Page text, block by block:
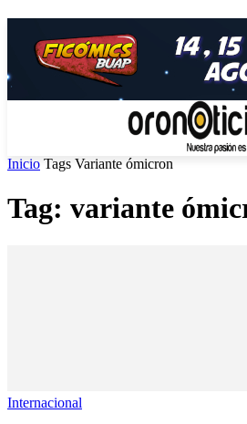
Inicio Tags Variante ómicron
Tag: variante
Internacional